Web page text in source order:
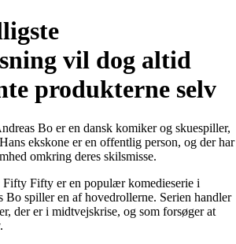
vil dog altid
produkterne selv
Bo er en dansk komiker og skuespiller,
ekskone er en offentlig person, og der har
omkring deres skilsmisse.
Fifty er en populær komedieserie i
Bo spiller en af hovedrollerne. Serien handler
der er i midtvejskrise, og som forsøger at